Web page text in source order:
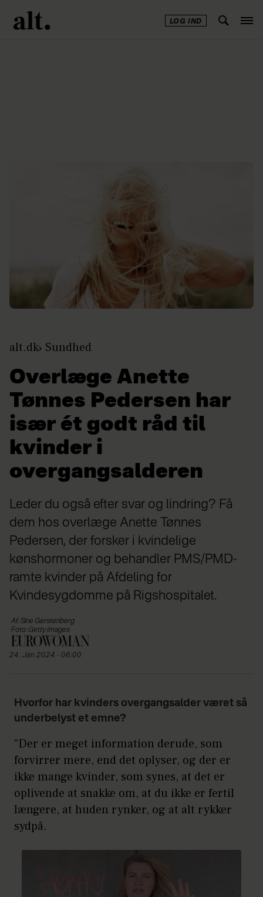
LOG IND
alt.dk Sundhed
Overlæge Anette
Tønnes Pedersen har
især ét godt råd til
kvinder i
overgangsalderen
Leder du også efter svar og lindring? Få
dem hos overlæge Anette Tønnes
Pedersen, der forsker i kvindelige
kønshormoner og behandler PMS/PMD-
ramte kvinder på Afdeling for
Kvindesygdomme på Rigshospitalet.
Af: Sine Gerstenberg
Foto: Getty Images
24. Jan 2024 - 06:00
Hvorfor har kvinders overgangsalder været så
underbelyst et emne?
“Der er meget information derude, som
forvirrer mere, end det oplyser, og der er
ikke mange kvinder, som synes, at det er
oplivende at snakke om, at du ikke er fertil
længere, at huden rynker, og at alt rykker
sydpå.